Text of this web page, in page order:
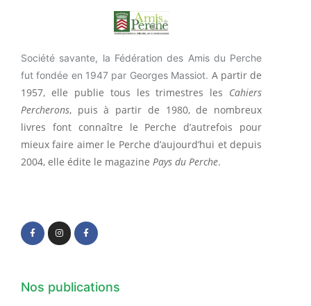
Société savante, la Fédération des Amis du Perche
fut fondée en 1947 par Georges Massiot. A partir de
1957, elle publie tous les trimestres les Cahiers
Percherons, puis à partir de 1980, de nombreux
livres font connaître le Perche d’autrefois pour
mieux faire aimer le Perche d’aujourd’hui et depuis
2004, elle édite le magazine Pays du Perche.
c
e
b
o
s
t
a
g
c
e
b
o
Nos publications